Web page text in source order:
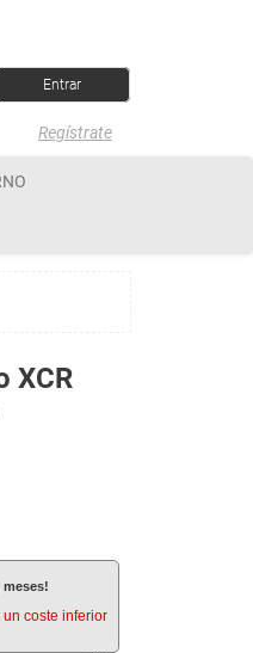
Regístrate
XCR
meses!
coste inferior